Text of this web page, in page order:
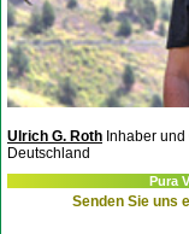
Ulrich G. Roth Inhaber und
Deutschland
Pura
Senden Sie uns